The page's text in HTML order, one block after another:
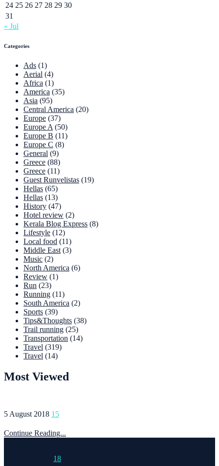
24 25 26 27 28 29 30
31
« Jul
Categories
Ads (1)
Aerial (4)
Africa (1)
America (35)
Asia (95)
Central America (20)
Europe (37)
Europe A (50)
Europe B (11)
Europe C (8)
General (9)
Greece (88)
Greece (11)
Guest Runvelistas (19)
Hellas (65)
Hellas (13)
History (47)
Hotel review (2)
Kerala Blog Express (8)
Lifestyle (12)
Local food (11)
Middle East (3)
Music (2)
North America (6)
Review (1)
Run (23)
Running (11)
South America (2)
Sports (39)
Tips&Thoughts (38)
Trail running (25)
Transportation (14)
Travel (319)
Travel (14)
Most Viewed
5 August 2018 15
Continue Reading...
18